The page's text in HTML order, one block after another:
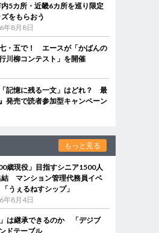
内5カ所・近畿6カ所を巡り限定
をもらおう
年8月8日
・五で！ エースが「かばんの
川柳コンテスト」を開催
記憶に残る一文」はどれ？ 最
発売で読者参加型キャンペーン
もっと見る
歳現役」目指すシニア1500人
結 マンション管理代務員イベ
うぇるねすシップ」
年8月4日
は継承できるのか 「デジブ
ドテーブル